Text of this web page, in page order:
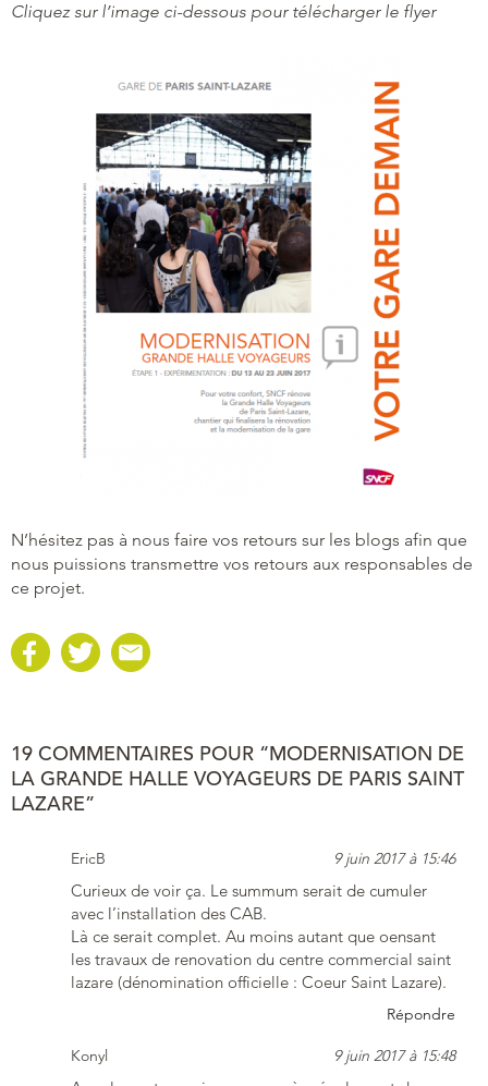
Cliquez sur l’image ci-dessous pour télécharger le flyer
N’hésitez pas à nous faire vos retours sur les blogs afin que
nous puissions transmettre vos retours aux responsables de
ce projet.
19 COMMENTAIRES POUR “MODERNISATION DE
LA GRANDE HALLE VOYAGEURS DE PARIS SAINT
LAZARE”
EricB 9 juin 2017 à 15:46
Curieux de voir ça. Le summum serait de cumuler
avec l’installation des CAB.
Là ce serait complet. Au moins autant que oensant
les travaux de renovation du centre commercial saint
lazare (dénomination officielle : Coeur Saint Lazare).
Répondre
Konyl 9 juin 2017 à 15:48